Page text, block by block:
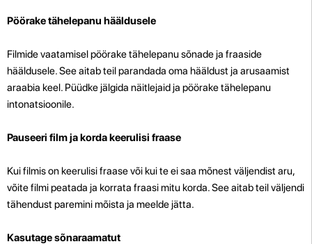
Pöörake tähelepanu hääldusele
Filmide vaatamisel pöörake tähelepanu sõnade ja fraaside
hääldusele. See aitab teil parandada oma hääldust ja arusaamist
araabia keel. Püüdke jälgida näitlejaid ja pöörake tähelepanu
intonatsioonile.
Pauseeri film ja korda keerulisi fraase
Kui filmis on keerulisi fraase või kui te ei saa mõnest väljendist aru,
võite filmi peatada ja korrata fraasi mitu korda. See aitab teil väljendi
tähendust paremini mõista ja meelde jätta.
Kasutage sõnaraamatut